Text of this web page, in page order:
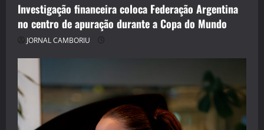
Investigação financeira coloca Federação Argentina
no centro de apuração durante a Copa do Mundo
JORNAL CAMBORIU